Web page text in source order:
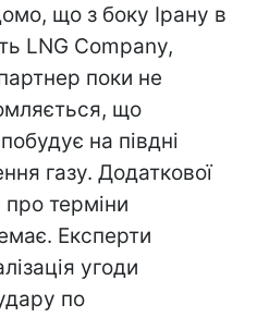
що з боку Ірану в
LNG Company,
поки не
що
на півдні
газу. Додаткової
про терміни
Експерти
угоди
по